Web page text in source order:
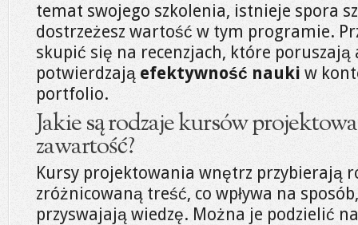
temat swojego szkolenia, istnieje spora
dostrzeżesz wartość w tym programie.
skupić się na recenzjach, które poruszają
potwierdzają efektywność nauki w
portfolio.
Jakie są rodzaje kursów
zawartość?
Kursy projektowania wnętrz przybierają
zróżnicowaną treść, co wpływa na
przyswajają wiedzę. Można je podzielić